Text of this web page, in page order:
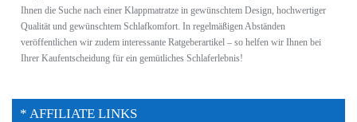
Ihnen die Suche nach einer Klappmatratze in gewünschtem Design, hochwertiger
Qualität und gewünschtem Schlafkomfort. In regelmäßigen Abständen
veröffentlichen wir zudem interessante Ratgeberartikel – so helfen wir Ihnen bei
Ihrer Kaufentscheidung für ein gemütliches Schlaferlebnis!
* AFFILIATE LINKS